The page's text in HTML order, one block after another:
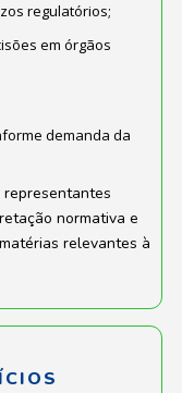
regulatórios;
em órgãos
demanda da
normativa e
relevantes à